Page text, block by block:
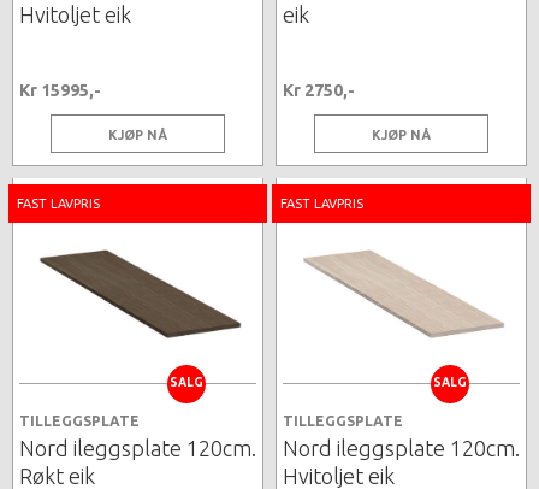
Hvitoljet eik
Kr 15995,-
KJØP NÅ
eik
Kr 2750,-
KJØP NÅ
FAST LAVPRIS
SALG
TILLEGGSPLATE
Nord ileggsplate 120cm.
Røkt eik
FAST LAVPRIS
SALG
TILLEGGSPLATE
Nord ileggsplate 120cm.
Hvitoljet eik